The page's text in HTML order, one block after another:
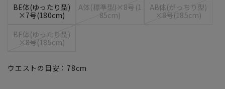
BE体(ゆったり型)
×7号(180cm)
A体(標準型)×8号(1
85cm)
AB体(がっちり型)
×8号(185cm)
BE体(ゆったり型)
×8号(185cm)
ウエストの目安： 78cm